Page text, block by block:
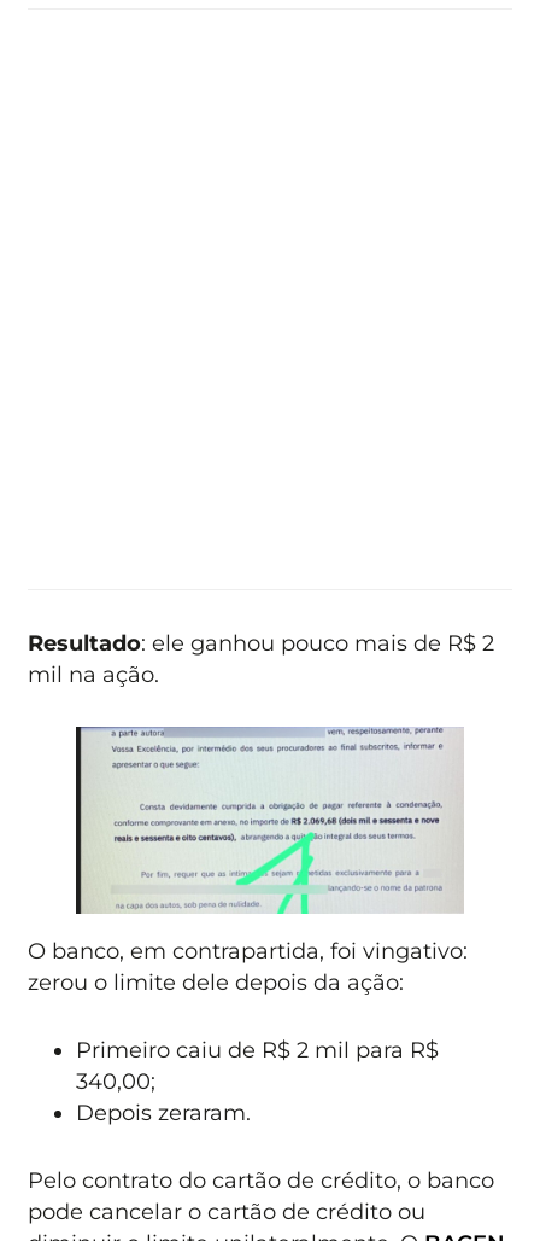
Resultado: ele ganhou pouco mais de R$ 2
mil na ação.
O banco, em contrapartida, foi vingativo:
zerou o limite dele depois da ação:
Primeiro caiu de R$ 2 mil para R$
340,00;
Depois zeraram.
Pelo contrato do cartão de crédito, o banco
pode cancelar o cartão de crédito ou